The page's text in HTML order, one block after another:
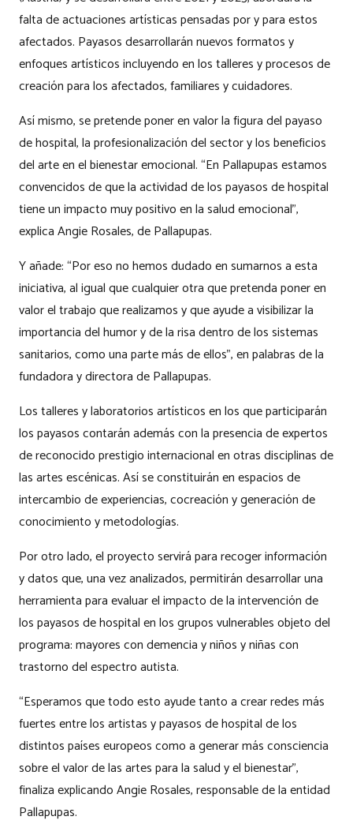
falta de actuaciones artísticas pensadas por y para estos
afectados. Payasos desarrollarán nuevos formatos y
enfoques artísticos incluyendo en los talleres y procesos de
creación para los afectados, familiares y cuidadores.
Así mismo, se pretende poner en valor la figura del payaso
de hospital, la profesionalización del sector y los beneficios
del arte en el bienestar emocional. “En Pallapupas estamos
convencidos de que la actividad de los payasos de hospital
tiene un impacto muy positivo en la salud emocional”,
explica Angie Rosales, de Pallapupas.
Y añade: “Por eso no hemos dudado en sumarnos a esta
iniciativa, al igual que cualquier otra que pretenda poner en
valor el trabajo que realizamos y que ayude a visibilizar la
importancia del humor y de la risa dentro de los sistemas
sanitarios, como una parte más de ellos”, en palabras de la
fundadora y directora de Pallapupas.
Los talleres y laboratorios artísticos en los que participarán
los payasos contarán además con la presencia de expertos
de reconocido prestigio internacional en otras disciplinas de
las artes escénicas. Así se constituirán en espacios de
intercambio de experiencias, cocreación y generación de
conocimiento y metodologías.
Por otro lado, el proyecto servirá para recoger información
y datos que, una vez analizados, permitirán desarrollar una
herramienta para evaluar el impacto de la intervención de
los payasos de hospital en los grupos vulnerables objeto del
programa: mayores con demencia y niños y niñas con
trastorno del espectro autista.
“Esperamos que todo esto ayude tanto a crear redes más
fuertes entre los artistas y payasos de hospital de los
distintos países europeos como a generar más consciencia
sobre el valor de las artes para la salud y el bienestar”,
finaliza explicando Angie Rosales, responsable de la entidad
Pallapupas.